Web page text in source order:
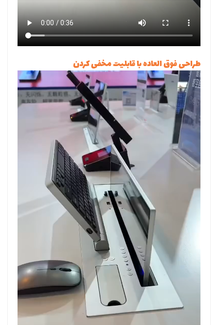
طراحی فوق العاده با قابلیت مخفی کردن